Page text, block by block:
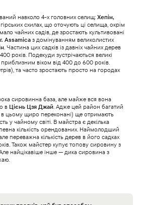
навколо 4-х головних селищ: Хепін,
схилах, що оточують ці селища, окрім
чайних садів, де зростають культивовані
Assamica з домінуванням великолистих
. Частина цих садків із давніх чайних дерев
років. Подекуди зустрічаються великі
приблизним віком від 400 до 600 років.
та часто зростають просто на городах
сировинна база, але майже вся вона
в Цієнь Цзя Джай. Адже цей район багатий
в цьому щиро переконані) ще отримають
у чайному світі. В майстра є декілька
кількість орендованих. Наймолодший
переважна кількість дерев в його садках
Також майстер купує топову сировину з
найцікавіше інше — дика сировина з